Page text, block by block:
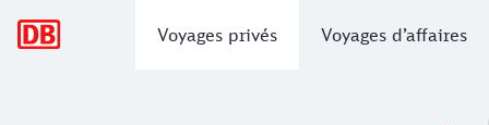
Voyages privés Voyages d’affaires